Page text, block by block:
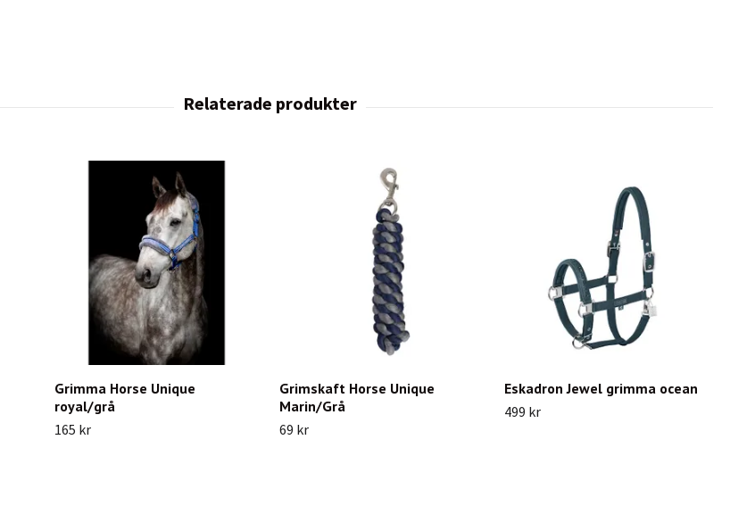
Grimma Horse Unique
royal/grå
165 kr
Grimskaft Horse Unique
Marin/Grå
69 kr
Eskadron Jewel grimma ocean
499 kr